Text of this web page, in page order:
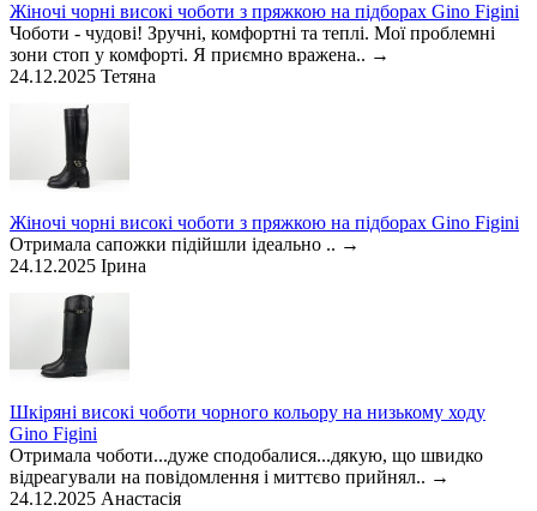
Жіночі чорні високі чоботи з пряжкою на підборах Gino Figini
Чоботи - чудові! Зручні, комфортні та теплі. Мої проблемні
зони стоп у комфорті. Я приємно вражена.. →
24.12.2025 Тетяна
Жіночі чорні високі чоботи з пряжкою на підборах Gino Figini
Отримала сапожки підійшли ідеально .. →
24.12.2025 Ірина
Шкіряні високі чоботи чорного кольору на низькому ходу
Gino Figini
Отримала чоботи...дуже сподобалися...дякую, що швидко
відреагували на повідомлення і миттєво прийнял.. →
24.12.2025 Анастасія